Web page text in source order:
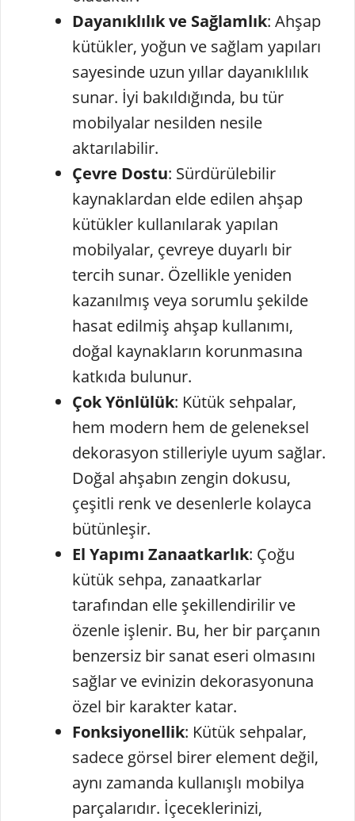
Dayanıklılık ve Sağlamlık: Ahşap
kütükler, yoğun ve sağlam yapıları
sayesinde uzun yıllar dayanıklılık
sunar. İyi bakıldığında, bu tür
mobilyalar nesilden nesile
aktarılabilir.
Çevre Dostu: Sürdürülebilir
kaynaklardan elde edilen ahşap
kütükler kullanılarak yapılan
mobilyalar, çevreye duyarlı bir
tercih sunar. Özellikle yeniden
kazanılmış veya sorumlu şekilde
hasat edilmiş ahşap kullanımı,
doğal kaynakların korunmasına
katkıda bulunur.
Çok Yönlülük: Kütük sehpalar,
hem modern hem de geleneksel
dekorasyon stilleriyle uyum sağlar.
Doğal ahşabın zengin dokusu,
çeşitli renk ve desenlerle kolayca
bütünleşir.
El Yapımı Zanaatkarlık: Çoğu
kütük sehpa, zanaatkarlar
tarafından elle şekillendirilir ve
özenle işlenir. Bu, her bir parçanın
benzersiz bir sanat eseri olmasını
sağlar ve evinizin dekorasyonuna
özel bir karakter katar.
Fonksiyonellik: Kütük sehpalar,
sadece görsel birer element değil,
aynı zamanda kullanışlı mobilya
parçalarıdır. İçeceklerinizi,